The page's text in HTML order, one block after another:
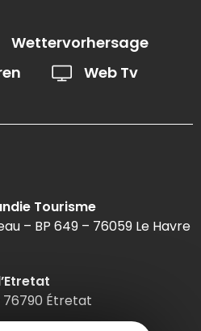
Wettervorhersage
Web Tv
Tourisme
– BP 649 – 76059 Le Havre
76790 Étretat